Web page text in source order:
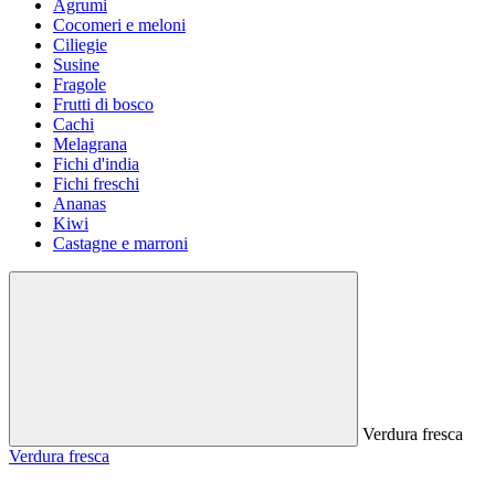
Agrumi
Cocomeri e meloni
Ciliegie
Susine
Fragole
Frutti di bosco
Cachi
Melagrana
Fichi d'india
Fichi freschi
Ananas
Kiwi
Castagne e marroni
Verdura fresca
Verdura fresca